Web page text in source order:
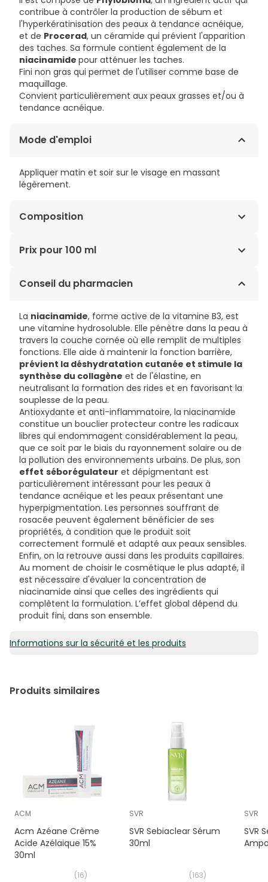
contribue à contrôler la production de sébum et
l'hyperkératinisation des peaux à tendance acnéique,
et de Procerad, un céramide qui prévient l'apparition
des taches. Sa formule contient également de la
niacinamide pour atténuer les taches.
Fini non gras qui permet de l'utiliser comme base de
maquillage.
Convient particulièrement aux peaux grasses et/ou à
tendance acnéique.
Mode d'emploi
Appliquer matin et soir sur le visage en massant
légèrement.
Composition
AQUA/WATER/EAU. GLYCERIN. DIMETHICONE. ISOCETYL
POLYACRYLOYLDIMETHYL TAURATE. ORYZA SATIVA
OLEATE. ZINC PCA. GLYCERYL STEARATE SE.
ISOHEXADECANE. SODIUM HYDROXIDE. MYRISTYL
MYRISTATE. 2-OLEAMIDO-1,3-OCTADECANEDIOL.
MANNOSE. POLOXAMER 3 38. PROPANEDIOL.
HYDROXYETHOXYPHENYL BUTANONE. CAPRYLOYL
SALICYLIC ACID. CAPRYLYLGLYCOL. VITREOSCILLA
FERMENT. CITRIC ACID.
TRISODIUM ETHYLENEDIAMINEDISUCCINATE.
MALTODEXTRIN. XANTHANGUM. PENTYLENE GLYCOL.
POLYSORBATE 80.
ACRYLAMIDE/SODIUM ACRYLOYLDIMETHYLTAURATE
COPOLYMER. SALICYLIC ACID. PIROCTONE OLAMINE.
PARFUM/FRAGRANCE.
Prix pour 100 ml
37,45€ / 100 ml
Conseil du pharmacien
La niacinamide, forme active de la vitamine B3, est
une vitamine hydrosoluble. Elle pénètre dans la peau à
travers la couche cornée où elle remplit de multiples
fonctions. Elle aide à maintenir la fonction barrière,
prévient la déshydratation cutanée et stimule la
synthèse du collagène et de l'élastine, en
neutralisant la formation des rides et en favorisant la
souplesse de la peau.
Antioxydante et anti-inflammatoire, la niacinamide
constitue un bouclier protecteur contre les radicaux
libres qui endommagent considérablement la peau,
que ce soit par le biais du rayonnement solaire ou de
la pollution des environnements urbains. De plus, son
effet séborégulateur et dépigmentant est
particulièrement intéressant pour les peaux à
tendance acnéique et les peaux présentant une
hyperpigmentation. Les personnes souffrant de
rosacée peuvent également bénéficier de ses
propriétés, à condition que le produit soit
correctement formulé et adapté aux peaux sensibles.
Enfin, on la retrouve aussi dans les produits capillaires.
Au moment de choisir le cosmétique le plus adapté, il
est nécessaire d'évaluer la concentration de
niacinamide ainsi que celles des ingrédients qui
complètent la formulation. L’effet global dépend du
produit fini, dans son ensemble.
Informations sur la sécurité et les produits
Produits similaires
ACM
Acm Azéane Crème
Acide Azélaique 15%
30ml
(16)
SVR
SVR Sebiaclear Sérum
30ml
(163)
SVR
SVR